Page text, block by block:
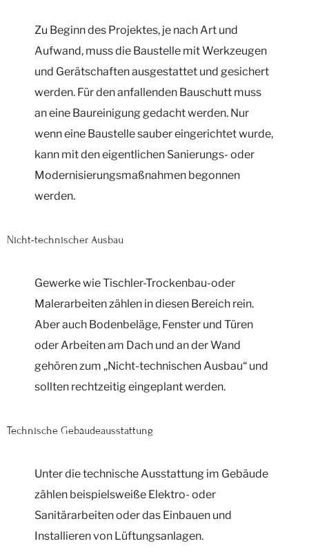
Zu Beginn des Projektes, je nach Art und
Aufwand, muss die Baustelle mit Werkzeugen
und Gerätschaften ausgestattet und gesichert
werden. Für den anfallenden Bauschutt muss
an eine Baureinigung gedacht werden. Nur
wenn eine Baustelle sauber eingerichtet wurde,
kann mit den eigentlichen Sanierungs- oder
Modernisierungsmaßnahmen begonnen
werden.
Nicht-technischer Ausbau
Gewerke wie Tischler-Trockenbau-oder
Malerarbeiten zählen in diesen Bereich rein.
Aber auch Bodenbeläge, Fenster und Türen
oder Arbeiten am Dach und an der Wand
gehören zum „Nicht-technischen Ausbau“ und
sollten rechtzeitig eingeplant werden.
Technische Gebäudeausstattung
Unter die technische Ausstattung im Gebäude
zählen beispielsweiße Elektro- oder
Sanitärarbeiten oder das Einbauen und
Installieren von Lüftungsanlagen.